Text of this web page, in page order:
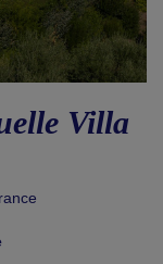
Villa